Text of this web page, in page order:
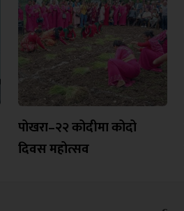
पोखरा–२२ कोदीमा कोदो
दिवस महोत्सव